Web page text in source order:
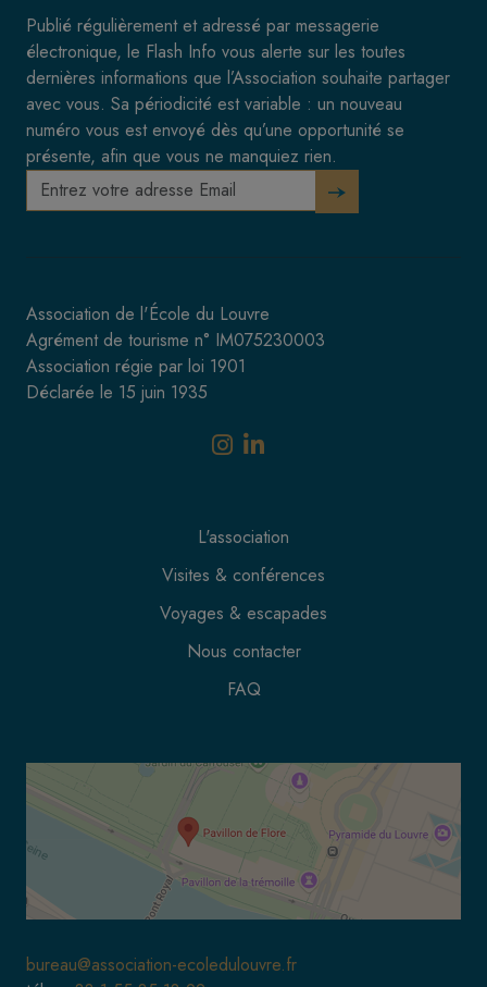
Publié régulièrement et adressé par messagerie
électronique, le Flash Info vous alerte sur les toutes
dernières informations que l’Association souhaite partager
avec vous. Sa périodicité est variable : un nouveau
numéro vous est envoyé dès qu’une opportunité se
présente, afin que vous ne manquiez rien.
Association de l'École du Louvre
Agrément de tourisme n° IM075230003
Association régie par loi 1901
Déclarée le 15 juin 1935
L'association
Visites & conférences
Voyages & escapades
Nous contacter
FAQ
bureau@association-ecoledulouvre.fr